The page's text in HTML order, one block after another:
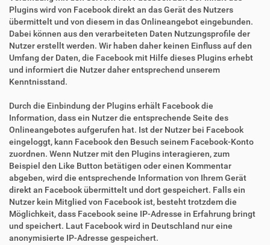
Plugins wird von Facebook direkt an das Gerät des Nutzers
übermittelt und von diesem in das Onlineangebot eingebunden.
Dabei können aus den verarbeiteten Daten Nutzungsprofile der
Nutzer erstellt werden. Wir haben daher keinen Einfluss auf den
Umfang der Daten, die Facebook mit Hilfe dieses Plugins erhebt
und informiert die Nutzer daher entsprechend unserem
Kenntnisstand.
Durch die Einbindung der Plugins erhält Facebook die
Information, dass ein Nutzer die entsprechende Seite des
Onlineangebotes aufgerufen hat. Ist der Nutzer bei Facebook
eingeloggt, kann Facebook den Besuch seinem Facebook-Konto
zuordnen. Wenn Nutzer mit den Plugins interagieren, zum
Beispiel den Like Button betätigen oder einen Kommentar
abgeben, wird die entsprechende Information von Ihrem Gerät
direkt an Facebook übermittelt und dort gespeichert. Falls ein
Nutzer kein Mitglied von Facebook ist, besteht trotzdem die
Möglichkeit, dass Facebook seine IP-Adresse in Erfahrung bringt
und speichert. Laut Facebook wird in Deutschland nur eine
anonymisierte IP-Adresse gespeichert.